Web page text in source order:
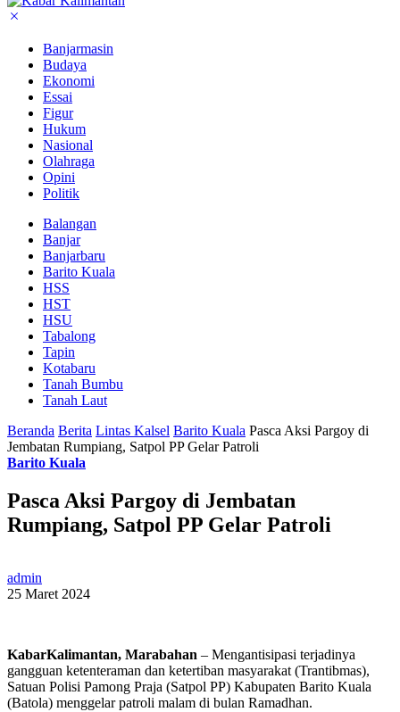
Banjarmasin
Budaya
Ekonomi
Essai
Figur
Hukum
Nasional
Olahraga
Opini
Politik
Balangan
Banjar
Banjarbaru
Barito Kuala
HSS
HST
HSU
Tabalong
Tapin
Kotabaru
Tanah Bumbu
Tanah Laut
Beranda Berita Lintas Kalsel Barito Kuala Pasca Aksi Pargoy di
Jembatan Rumpiang, Satpol PP Gelar Patroli
Barito Kuala
Pasca Aksi Pargoy di Jembatan
Rumpiang, Satpol PP Gelar Patroli
admin
25 Maret 2024
KabarKalimantan, Marabahan – Mengantisipasi terjadinya
gangguan ketenteraman dan ketertiban masyarakat (Trantibmas),
Satuan Polisi Pamong Praja (Satpol PP) Kabupaten Barito Kuala
(Batola) menggelar patroli malam di bulan Ramadhan.